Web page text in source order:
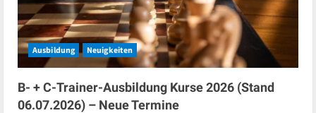
Ausbildung Neuigkeiten
B- + C-Trainer-Ausbildung Kurse 2026 (Stand
06.07.2026) – Neue Termine